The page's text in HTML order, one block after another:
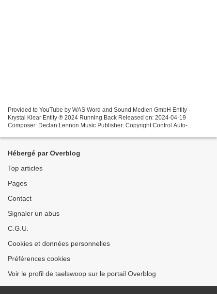
Provided to YouTube by WAS Word and Sound Medien GmbH Entity ·
Krystal Klear Entity ℗ 2024 Running Back Released on: 2024-04-19
Composer: Declan Lennon Music Publisher: Copyright Control Auto-
Hébergé par Overblog
Top articles
Pages
Contact
Signaler un abus
C.G.U.
Cookies et données personnelles
Préférences cookies
Voir le profil de taelswoop sur le portail Overblog